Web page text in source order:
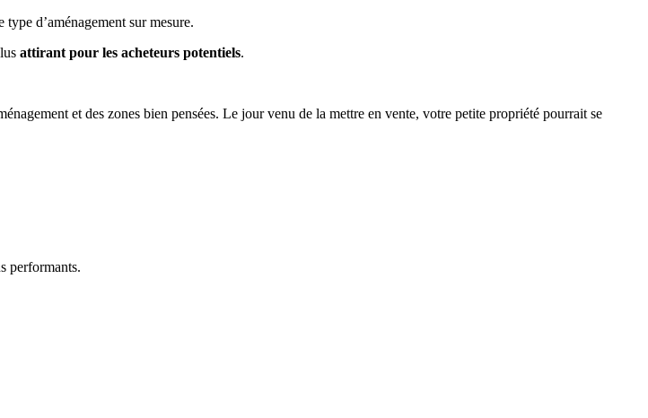
d’aménagement sur mesure.
attirant pour les acheteurs potentiels.
et des zones bien pensées. Le jour venu de la mettre en vente, votre petite propriété pourrait se
performants.